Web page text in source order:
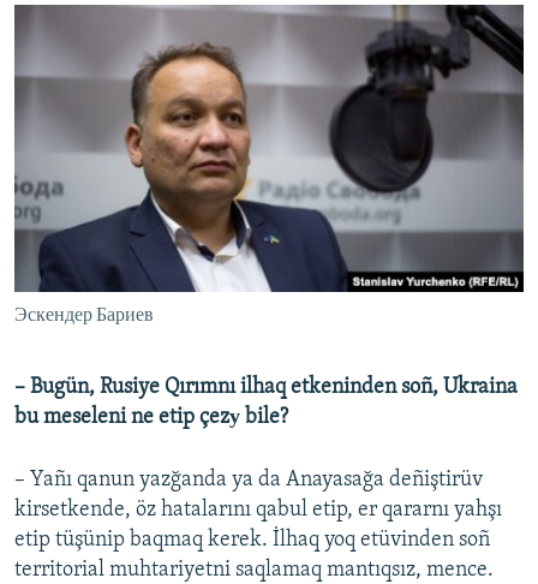
Эскендер Бариев
– Bugün, Rusiye Qırımnı ilhaq etkeninden soñ, Ukraina
bu meseleni ne etip çezу bile?
– Yañı qanun yazğanda ya da Anayasağa deñiştirüv
kirsetkende, öz hatalarını qabul etip, er qararnı yahşı
etip tüşünip baqmaq kerek. İlhaq yoq etüvinden soñ
territorial muhtariyetni saqlamaq mantıqsız, mence.